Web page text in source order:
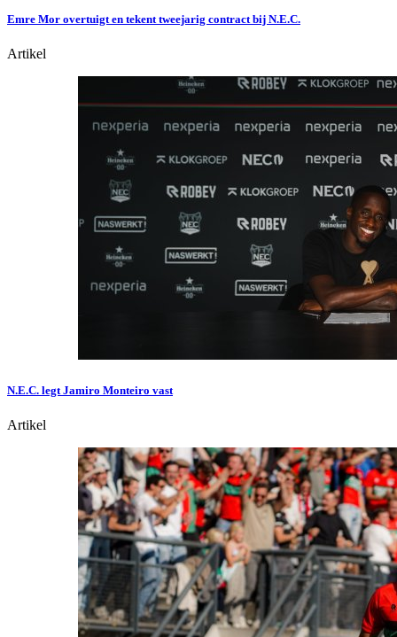
Emre Mor overtuigt en tekent tweejarig contract bij N.E.C.
Artikel
N.E.C. legt Jamiro Monteiro vast
Artikel